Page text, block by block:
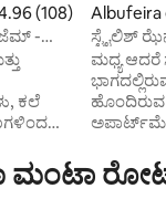
4.96 ಸರಾಸರಿ
(108)
ಜೆಮ್ -
ಕಲೆ
Albufeira
ಲ್ಲಿ
ಸ್ಟೈಲಿಶ್
ಓಲ್ಡ್ ಟೌನ್
ಮಧ್ಯ ಆದರೆ
ಮತ್ತು
ಮಂಟಾ